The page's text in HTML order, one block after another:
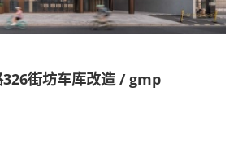
街坊车库改造 / gmp